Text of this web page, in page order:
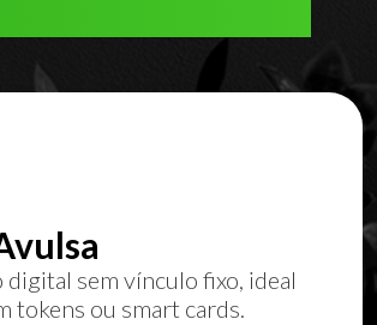
sem vínculo fixo, ideal
tokens ou smart cards.